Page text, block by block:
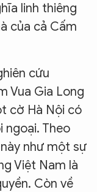
linh thiêng
của cả Cấm
cứu
Vua Gia Long
cờ Hà Nội có
ngoại. Theo
như một sự
Việt Nam là
Còn về